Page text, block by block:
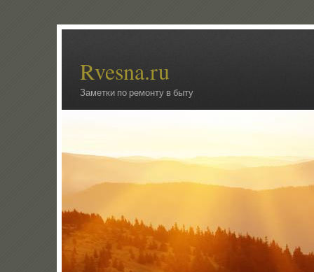
Rvesna.ru
Заметки по ремонту в быту